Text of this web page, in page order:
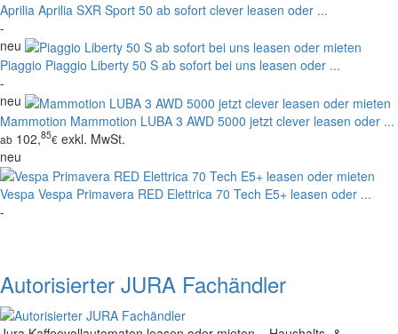
Aprilia Aprilia SXR Sport 50 ab sofort clever leasen oder ...
-
neu
Piaggio Piaggio Liberty 50 S ab sofort bei uns leasen oder ...
-
neu
Mammotion Mammotion LUBA 3 AWD 5000 jetzt clever leasen oder ...
ab 102,85€ exkl. MwSt.
neu
Vespa Vespa Primavera RED Elettrica 70 Tech E5+ leasen oder ...
-
Autorisierter JURA Fachändler